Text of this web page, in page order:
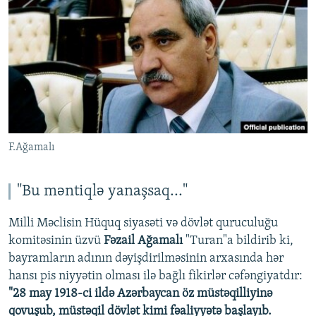
F.Ağamalı
"Bu məntiqlə yanaşsaq..."
Milli Məclisin Hüquq siyasəti və dövlət quruculuğu
komitəsinin üzvü Fəzail Ağamalı "Turan"a bildirib ki,
bayramların adının dəyişdirilməsinin arxasında hər
hansı pis niyyətin olması ilə bağlı fikirlər cəfəngiyatdır:
"28 may 1918-ci ildə Azərbaycan öz müstəqilliyinə
qovuşub, müstəqil dövlət kimi fəaliyyətə başlayıb.